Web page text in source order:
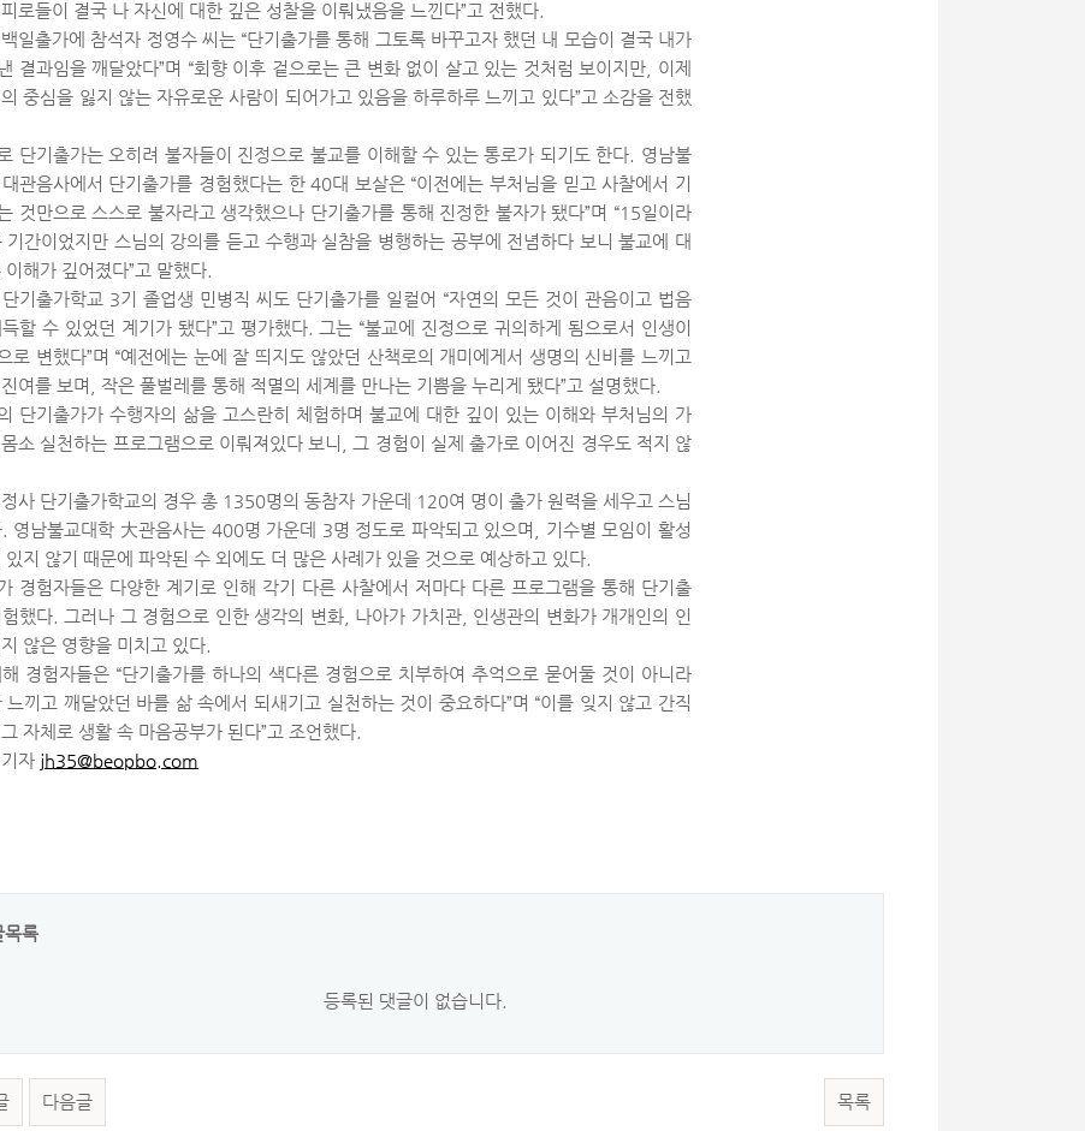
로들이 결국 나 자신에 대한 깊은 성찰을 이뤄냈음을 느낀다”고 전했다.
일출가에 참석자 정영수 씨는 “단기출가를 통해 그토록 바꾸고자 했던 내 모습이 결국 내가
결과임을 깨달았다”며 “회향 이후 겉으로는 큰 변화 없이 살고 있는 것처럼 보이지만, 이제
중심을 잃지 않는 자유로운 사람이 되어가고 있음을 하루하루 느끼고 있다”고 소감을 전했
단기출가는 오히려 불자들이 진정으로 불교를 이해할 수 있는 통로가 되기도 한다. 영남불
관음사에서 단기출가를 경험했다는 한 40대 보살은 “이전에는 부처님을 믿고 사찰에서 기
것만으로 스스로 불자라고 생각했으나 단기출가를 통해 진정한 불자가 됐다”며 “15일이라
기간이었지만 스님의 강의를 듣고 수행과 실참을 병행하는 공부에 전념하다 보니 불교에 대
해가 깊어졌다”고 말했다.
기출가학교 3기 졸업생 민병직 씨도 단기출가를 일컬어 “자연의 모든 것이 관음이고 법음
할 수 있었던 계기가 됐다”고 평가했다. 그는 “불교에 진정으로 귀의하게 됨으로서 인생이
로 변했다”며 “예전에는 눈에 잘 띄지도 않았던 산책로의 개미에게서 생명의 신비를 느끼고
여를 보며, 작은 풀벌레를 통해 적멸의 세계를 만나는 기쁨을 누리게 됐다”고 설명했다.
단기출가가 수행자의 삶을 고스란히 체험하며 불교에 대한 깊이 있는 이해와 부처님의 가
소 실천하는 프로그램으로 이뤄져있다 보니, 그 경험이 실제 출가로 이어진 경우도 적지 않
사 단기출가학교의 경우 총 1350명의 동참자 가운데 120여 명이 출가 원력을 세우고 스님
영남불교대학 大관음사는 400명 가운데 3명 정도로 파악되고 있으며, 기수별 모임이 활성
있지 않기 때문에 파악된 수 외에도 더 많은 사례가 있을 것으로 예상하고 있다.
경험자들은 다양한 계기로 인해 각기 다른 사찰에서 저마다 다른 프로그램을 통해 단기출
했다. 그러나 그 경험으로 인한 생각의 변화, 나아가 가치관, 인생관의 변화가 개개인의 인
않은 영향을 미치고 있다.
경험자들은 “단기출가를 하나의 색다른 경험으로 치부하여 추억으로 묻어둘 것이 아니라
느끼고 깨달았던 바를 삶 속에서 되새기고 실천하는 것이 중요하다”며 “이를 잊지 않고 간직
자체로 생활 속 마음공부가 된다”고 조언했다.
자 jh35@beopbo.com
목록
등록된 댓글이 없습니다.
다음글 목록